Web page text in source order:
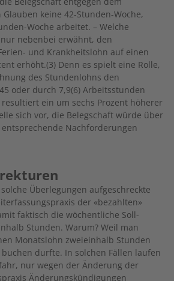
keine 42-Stunden-Woche,
Woche arbeitet. – Welche
nebenbei erwähnt, den
und Krankheitslohn auf einen
erhöht.(3) Denn es spielt eine Rolle,
des Stundenlohns den
oder durch 7,9(6) Arbeitsstunden
ein um sechs Prozent höherer
sich vor, die Belegschaft würde über
Nachforderungen
Überlegungen aufgeschreckte
der «bezahlten»
faktisch die wöchentliche Soll-
Stunden. Warum? Weil man
Monatslohn zweieinhalb Stunden
durfte. In solchen Fällen laufen
nur wegen der Änderung der
Änderungskündigungen